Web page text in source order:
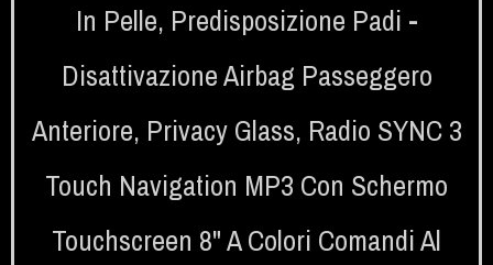
In Pelle, Predisposizione Padi -
Disattivazione Airbag Passeggero
Anteriore, Privacy Glass, Radio SYNC 3
Touch Navigation MP3 Con Schermo
Touchscreen 8" A Colori Comandi Al